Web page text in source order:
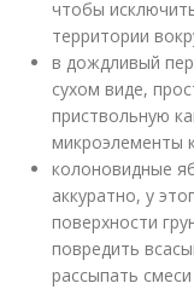
чтобы
территории
в дождливый
сухом виде,
приствольную
микроэлементы
колоновидные
аккуратно, у
поверхности
повредить
рассыпать